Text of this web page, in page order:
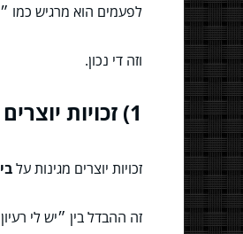
לפעמים הוא מרגיש כמו
וזה די נכון.
1) זכויות יוצרים – מה מוגן, ומה רק נראה מוגן?
זכויות יוצרים מגינות על
זה ההבדל בין ״יש לי